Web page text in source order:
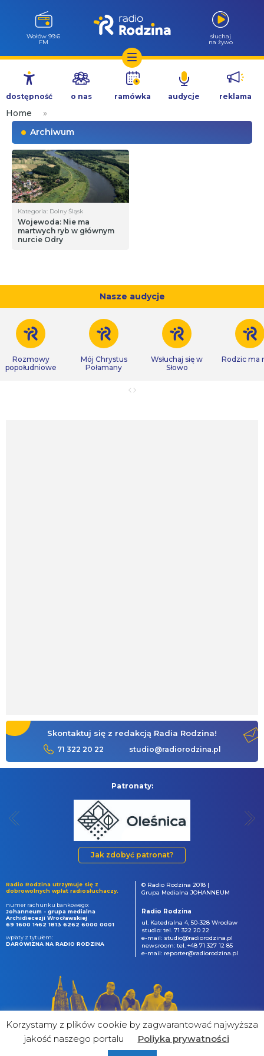
Przejdź
treści
Wołów 99.6
FM
słuchaj
na żywo
dostępność o nas ramówka audycje reklama
Home
»
Archiwum
Kategoria: Dolny Śląsk
Wojewoda: Nie ma
martwych ryb w głównym
nurcie Odry
Nasze audycje
Rozmowy
popołudniowe
Mój Chrystus
Połamany
Wsłuchaj się w
Słowo
Rodzic ma
Skontaktuj się z redakcją Radia Rodzina!
71 322 20 22 studio@radiorodzina.pl
Patronaty:
Jak zdobyć patronat?
Radio Rodzina utrzymuje się z
dobrowolnych wpłat radiosłuchaczy.
numer rachunku bankowego:
Johanneum - grupa medialna
Archidiecezji Wrocławskiej
69 1600 1462 1813 6262 6000 0001
wpłaty z tytułem:
DAROWIZNA NA RADIO RODZINA
© Radio Rodzina 2018 |
Grupa Medialna JOHANNEUM
Radio Rodzina
ul. Katedralna 4, 50-328 Wrocław
studio: tel. 71 322 20 22
e-mail: studio@radiorodzina.pl
newsroom: tel. +48 71 327 12 85
e-mail: reporter@radiorodzina.pl
Korzystamy z plików cookie by zagwarantować najwyższa
jakość naszego portalu
Poliyka prywatności